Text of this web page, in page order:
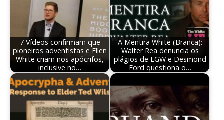
7 Vídeos confirmam que
pioneiros adventistas e Ellen
White criam nos apócrifos,
inclusive no…
A Mentira White (Branca):
Walter Rea denuncia os
plágios de EGW e Desmond
Ford questiona o…